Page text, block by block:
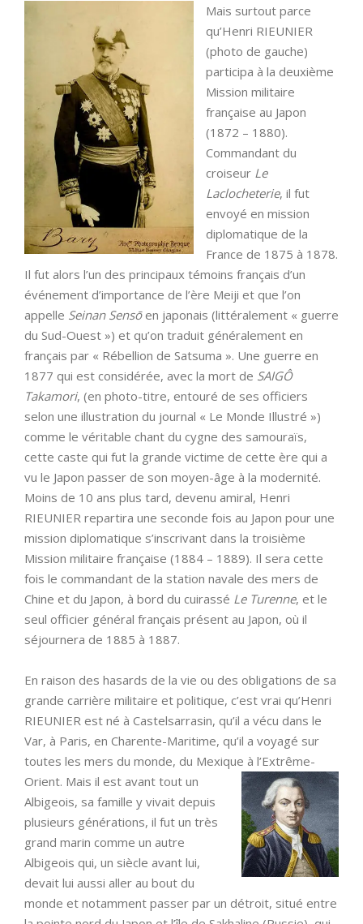
Mais surtout parce
qu’Henri RIEUNIER
(photo de gauche)
participa à la deuxième
Mission militaire
française au Japon
(1872 – 1880).
Commandant du
croiseur Le
Laclocheterie, il fut
envoyé en mission
diplomatique de la
France de 1875 à 1878.
Il fut alors l’un des principaux témoins français d’un
événement d’importance de l’ère Meiji et que l’on
appelle Seinan Sensōen japonais (littéralement « guerre
du Sud-Ouest ») et qu’on traduit généralement en
français par « Rébellion de Satsuma ». Une guerre en
1877 qui est considérée, avec la mort de SAIGÔ
Takamori, (en photo-titre, entouré de ses officiers
selon une illustration du journal « Le Monde Illustré »)
comme le véritable chant du cygne des samouraïs,
cette caste qui fut la grande victime de cette ère qui a
vu le Japon passer de son moyen-âge à la modernité.
Moins de 10 ans plus tard, devenu amiral, Henri
RIEUNIER repartira une seconde fois au Japon pour une
mission diplomatique s’inscrivant dans la troisième
Mission militaire française (1884 – 1889). Il sera cette
fois le commandant de la station navale des mers de
Chine et du Japon, à bord du cuirassé Le Turenne, et le
seul officier général français présent au Japon, où il
séjournera de 1885 à 1887.
En raison des hasards de la vie ou des obligations de sa
grande carrière militaire et politique, c’est vrai qu’Henri
RIEUNIER est né à Castelsarrasin, qu’il a vécu dans le
Var, à Paris, en Charente-Maritime, qu’il a voyagé sur
toutes les mers du monde, du Mexique à l’Extrême-
Orient. Mais il est avant tout un
Albigeois, sa famille y vivait depuis
plusieurs générations, il fut un très
grand marin comme un autre
Albigeois qui, un siècle avant lui,
devait lui aussi aller au bout du
monde et notamment passer par un détroit, situé entre